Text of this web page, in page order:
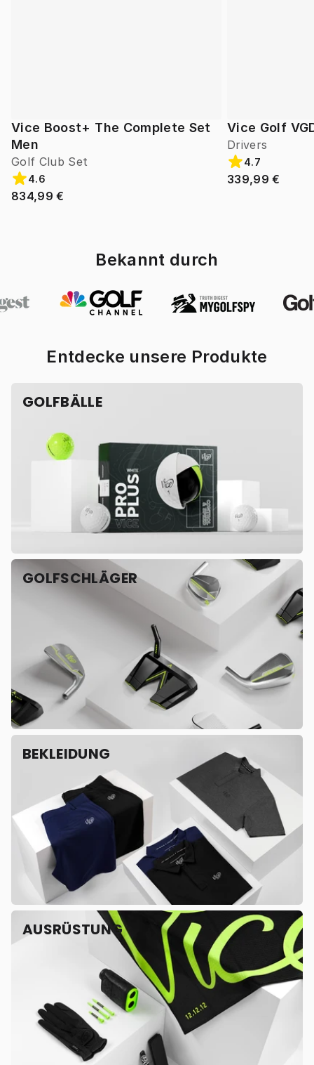
Vice Boost+ The Complete Set
Men
Golf Club Set
4.6
834,99 €
Vice Golf
Drivers
4.7
339,99 €
Bekannt durch
Entdecke unsere Produkte
GOLFBÄLLE
GOLFSCHLÄGER
BEKLEIDUNG
AUSRÜSTUNG